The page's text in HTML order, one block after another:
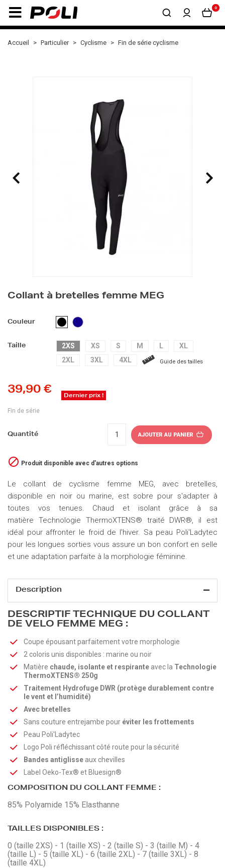
0
Accueil Particulier Cyclisme Fin de série cyclisme
Collant à bretelles femme MEG
Couleur NOIRBLEU
Taille 2XS XS S M L
XL
2XL
3XL 4XL Guide des tailles
39,90 € Dernier prix !
Fin de série
Quantité AJOUTER AU PANIER
 Produit disponible avec d'autres options
Le collant de cyclisme femme MEG, avec bretelles,
disponible en noir ou marine, est sobre pour s'adapter à
toutes vos tenues. Chaud et isolant grâce à sa
matière Technologie ThermoXTENS® traité DWR®, il est
idéal pour affronter le froid de l'hiver. Sa peau Poli'Ladytec
pour les longues sorties vous assure un bon confort en selle
et une adaptation parfaite à la morphologie féminine.
Description
DESCRIPTIF TECHNIQUE DU COLLANT
DE VELO FEMME MEG :
Coupe épousant parfaitement votre morphologie
2 coloris unis disponibles : marine ou noir
Matière chaude, isolante et respirante avec la Technologie
ThermoXTENS® 250g
Traitement Hydrofuge DWR (protège durablement contre
le vent et l’humidité)
Avec bretelles
Sans couture entrejambe pour éviter les frottements
Peau Poli'Ladytec
Logo Poli réfléchissant côté route pour la sécurité
Bandes antiglisse aux chevilles
Label Oeko-Tex® et Bluesign®
COMPOSITION DU COLLANT FEMME :
85% Polyamide 15% Elasthanne
TAILLES DISPONIBLES :
0 (taille 2XS) - 1 (taille XS) - 2 (taille S) - 3 (taille M) - 4
(taille L) - 5 (taille XL) - 6 (taille 2XL) - 7 (taille 3XL) - 8
(taille 4XL)